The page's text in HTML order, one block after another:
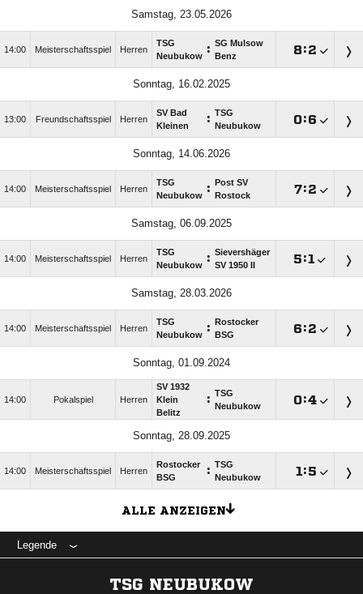
Samstag, 23.05.2026
14:00 Meisterschaftsspiel Herren
TSG
Neubukow : SG Mulsow
Benz
:
Sonntag, 16.02.2025
13:00 Freundschaftsspiel Herren
SV Bad
Kleinen
: TSG
Neubukow
:
Sonntag, 14.06.2026
14:00 Meisterschaftsspiel Herren
TSG
Neubukow :
Post SV
Rostock
:
Samstag, 06.09.2025
14:00 Meisterschaftsspiel Herren
TSG
Neubukow : Sievershäger
SV 1950 II
:
Samstag, 28.03.2026
14:00 Meisterschaftsspiel Herren
TSG
Neubukow :
Rostocker
BSG
:
Sonntag, 01.09.2024
14:00 Pokalspiel Herren
SV 1932
Klein
Belitz
: TSG
Neubukow
:
Sonntag, 28.09.2025
14:00 Meisterschaftsspiel Herren
Rostocker
BSG
: TSG
Neubukow
:
ALLE ANZEIGEN
Legende
TSG NEUBUKOW